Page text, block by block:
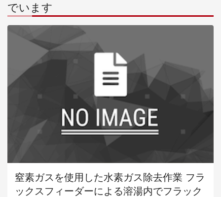
でいます
窒素ガスを使用した水素ガス除去作業 フラ
ックスフィーダーによる溶湯内でフラック